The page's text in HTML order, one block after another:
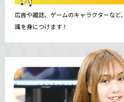
広告や雑誌、ゲームのキャラクターなど
識を身につけます！